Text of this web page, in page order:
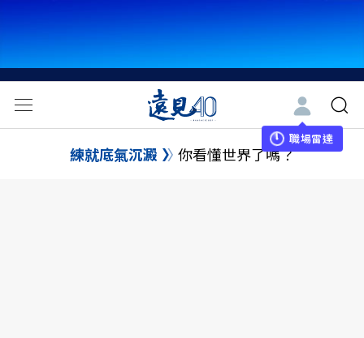
職場雷達
練就底氣沉澱 你看懂世界了嗎？